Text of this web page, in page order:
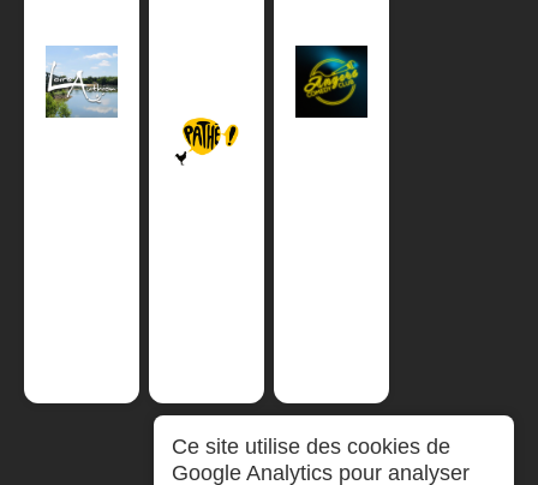
Ce site utilise des cookies de
Google Analytics pour analyser